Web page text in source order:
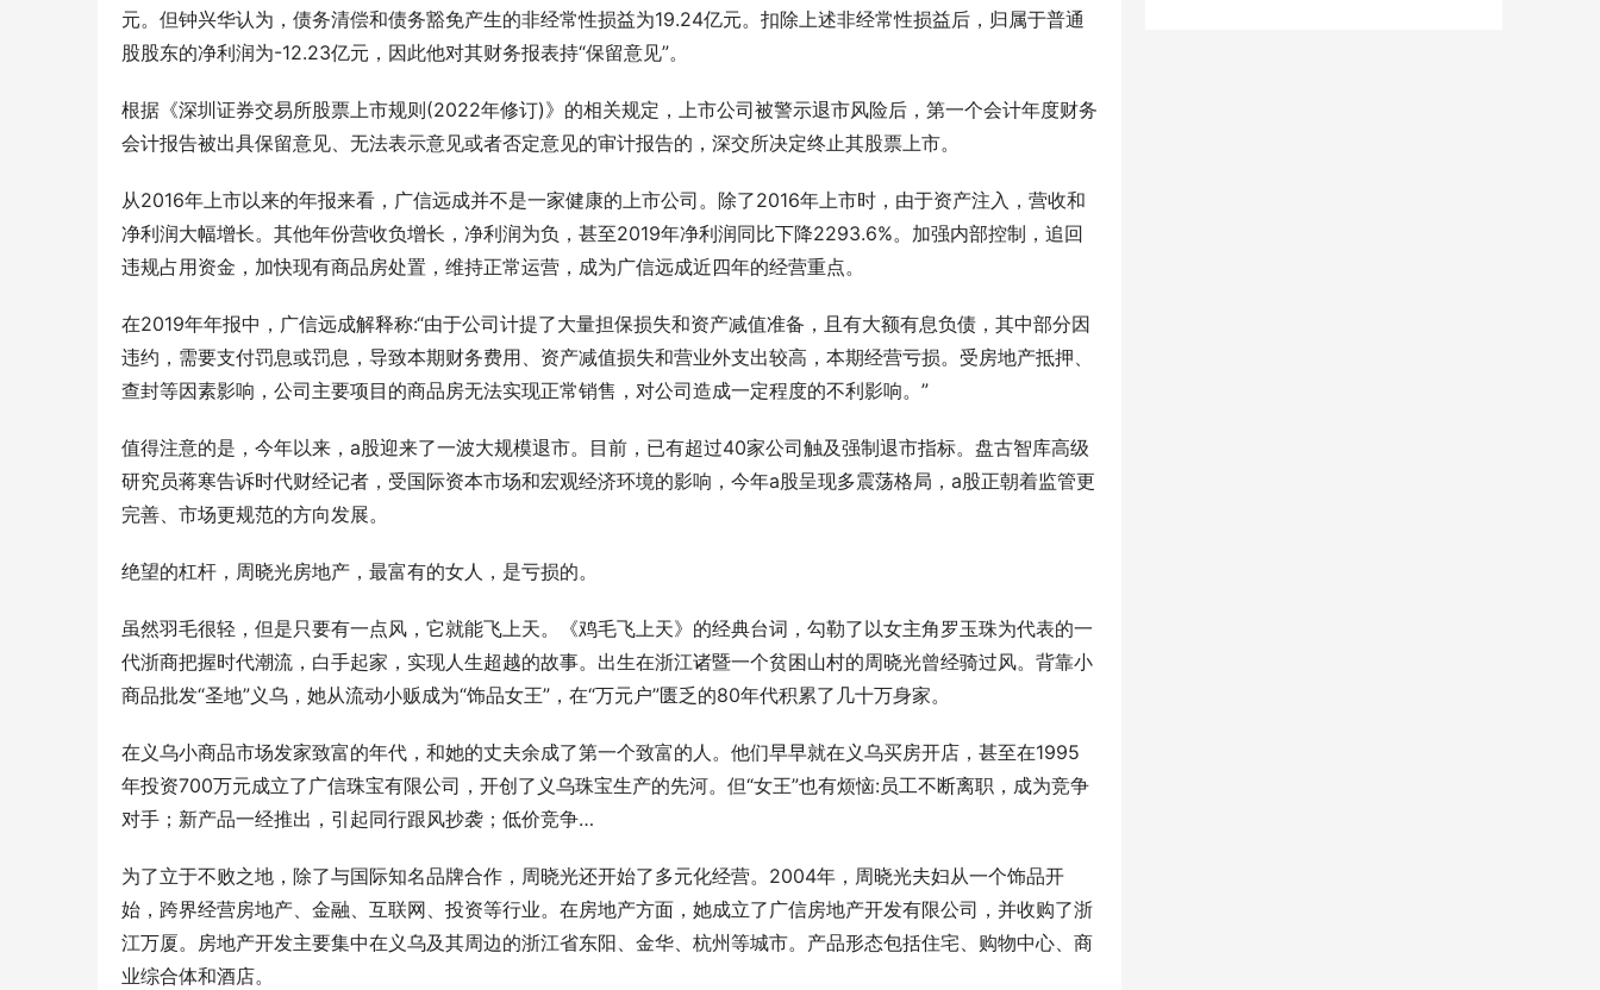
元。但钟兴华认为，债务清偿和债务豁免产生的非经常性损益为19.24亿元。扣除上述非经常性损益后，归属于普通
股股东的净利润为-12.23亿元，因此他对其财务报表持“保留意见”。
根据《深圳证券交易所股票上市规则(2022年修订)》的相关规定，上市公司被警示退市风险后，第一个会计年度财务
会计报告被出具保留意见、无法表示意见或者否定意见的审计报告的，深交所决定终止其股票上市。
从2016年上市以来的年报来看，广信远成并不是一家健康的上市公司。除了2016年上市时，由于资产注入，营收和
净利润大幅增长。其他年份营收负增长，净利润为负，甚至2019年净利润同比下降2293.6%。加强内部控制，追回
违规占用资金，加快现有商品房处置，维持正常运营，成为广信远成近四年的经营重点。
在2019年年报中，广信远成解释称:“由于公司计提了大量担保损失和资产减值准备，且有大额有息负债，其中部分因
违约，需要支付罚息或罚息，导致本期财务费用、资产减值损失和营业外支出较高，本期经营亏损。受房地产抵押、
查封等因素影响，公司主要项目的商品房无法实现正常销售，对公司造成一定程度的不利影响。”
值得注意的是，今年以来，a股迎来了一波大规模退市。目前，已有超过40家公司触及强制退市指标。盘古智库高级
研究员蒋寒告诉时代财经记者，受国际资本市场和宏观经济环境的影响，今年a股呈现多震荡格局，a股正朝着监管更
完善、市场更规范的方向发展。
绝望的杠杆，周晓光房地产，最富有的女人，是亏损的。
虽然羽毛很轻，但是只要有一点风，它就能飞上天。《鸡毛飞上天》的经典台词，勾勒了以女主角罗玉珠为代表的一
代浙商把握时代潮流，白手起家，实现人生超越的故事。出生在浙江诸暨一个贫困山村的周晓光曾经骑过风。背靠小
商品批发“圣地”义乌，她从流动小贩成为“饰品女王”，在“万元户”匮乏的80年代积累了几十万身家。
在义乌小商品市场发家致富的年代，和她的丈夫余成了第一个致富的人。他们早早就在义乌买房开店，甚至在1995
年投资700万元成立了广信珠宝有限公司，开创了义乌珠宝生产的先河。但“女王”也有烦恼:员工不断离职，成为竞争
对手；新产品一经推出，引起同行跟风抄袭；低价竞争…
为了立于不败之地，除了与国际知名品牌合作，周晓光还开始了多元化经营。2004年，周晓光夫妇从一个饰品开
始，跨界经营房地产、金融、互联网、投资等行业。在房地产方面，她成立了广信房地产开发有限公司，并收购了浙
江万厦。房地产开发主要集中在义乌及其周边的浙江省东阳、金华、杭州等城市。产品形态包括住宅、购物中心、商
业综合体和酒店。